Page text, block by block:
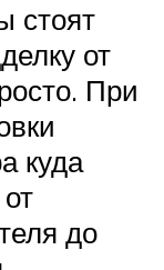
стоят
от
При
куда
до